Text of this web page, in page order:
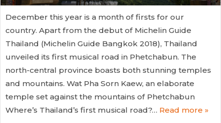
December this year is a month of firsts for our
country. Apart from the debut of Michelin Guide
Thailand (Michelin Guide Bangkok 2018), Thailand
unveiled its first musical road in Phetchabun. The
north-central province boasts both stunning temples
and mountains. Wat Pha Sorn Kaew, an elaborate
temple set against the mountains of Phetchabun
Where’s Thailand’s first musical road?… Read more »